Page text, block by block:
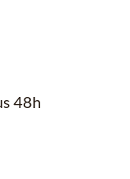
48h